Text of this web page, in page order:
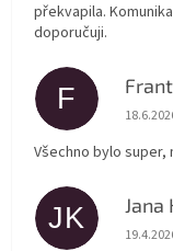
překvapila.
doporučuji.
F
Všechno bylo super,
JK Jana